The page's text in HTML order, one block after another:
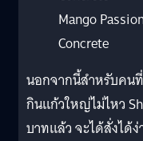
Mango
Concrete
นอกจากนี้สำหรับคน
กินแก้วใหญ่ไม่ไหว
บาทแล้ว จะได้สั่งได้